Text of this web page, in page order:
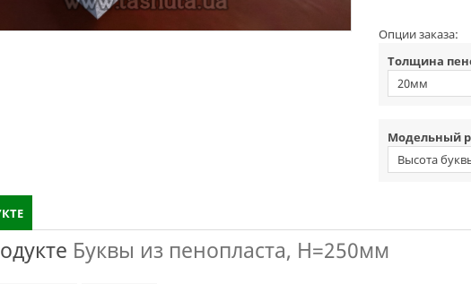
Опции заказа:
Толщина
20мм
Модельный
Высота
Буквы из пенопласта, H=250мм